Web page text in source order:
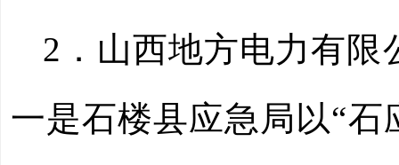
2 ． 山西地方电力有限
一是石楼县应急局以“石